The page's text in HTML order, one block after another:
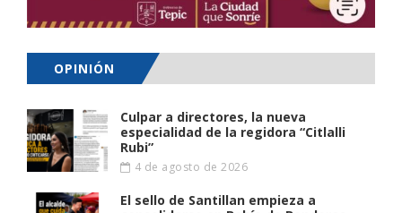
OPINIÓN
Culpar a directores, la nueva
especialidad de la regidora “Citlalli
Rubi”
4 de agosto de 2026
El sello de Santillan empieza a